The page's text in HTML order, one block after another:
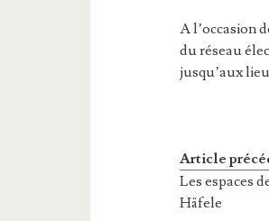
A l’occasion
du réseau
jusqu’aux
Article
Les espaces
Häfele